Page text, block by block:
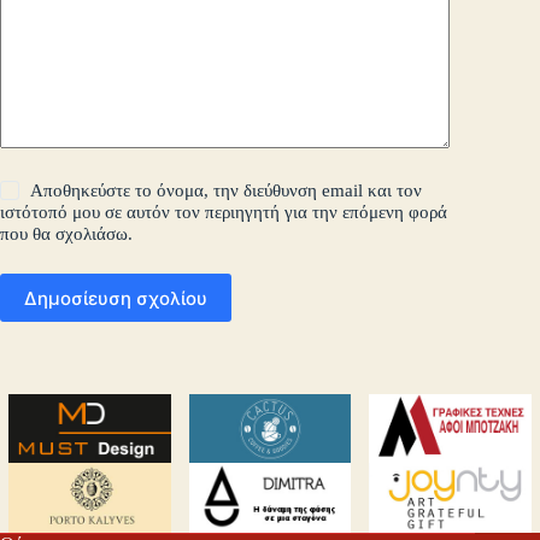
Αποθηκεύστε το όνομα, την διεύθυνση email και τον
ιστότοπό μου σε αυτόν τον περιηγητή για την επόμενη φορά
που θα σχολιάσω.
Δημοσίευση σχολίου